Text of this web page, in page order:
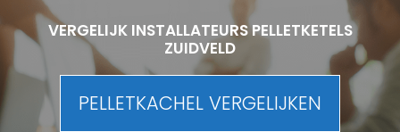
VERGELIJK INSTALLATEURS PELLETKETELS
ZUIDVELD
PELLETKACHEL VERGELIJKEN